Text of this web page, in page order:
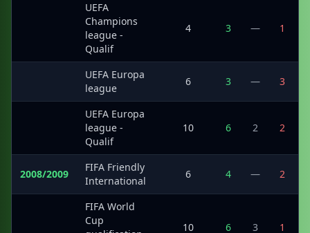
UEFA
Champions
league -
Qualif
4 3 — 1
UEFA Europa
league
6 3 — 3
UEFA Europa
league -
Qualif
10 6 2 2
2008/2009
FIFA Friendly
International
6 4 — 2
FIFA World
Cup
10 6 3 1